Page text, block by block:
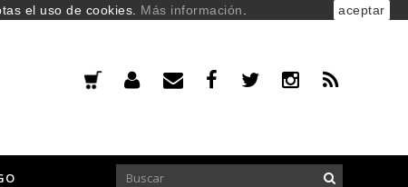
el uso de cookies. Más información aceptar